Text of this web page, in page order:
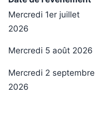
Mercredi 1er juillet
2026
Mercredi 5 août 2026
Mercredi 2 septembre
2026